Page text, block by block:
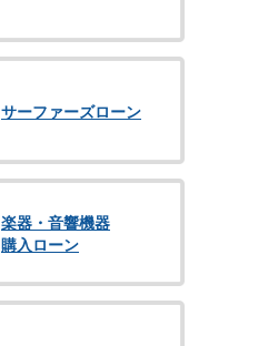
サーファーズローン
楽器・音響機器
購入ローン